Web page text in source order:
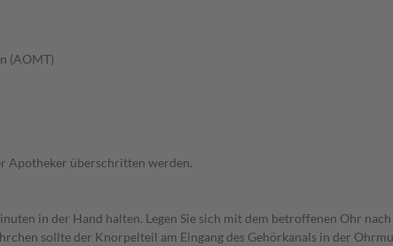
(AOMT)
Apotheker überschritten werden.
in der Hand halten. Legen Sie sich mit dem betroffenen Ohr
sollte der Knorpelteil am Eingang des Gehörkanals in der